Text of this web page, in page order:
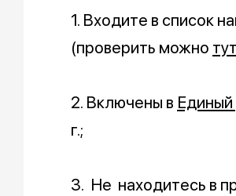
1. Входите в список
(проверить можно тут
2. Включены в
г.;
3. Не находитесь в